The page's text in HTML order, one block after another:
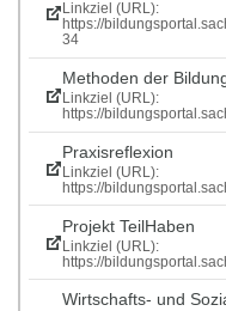
Linkziel (URL):
https://
34
Methoden der
Linkziel (URL):
https://
Praxisreflexion
Linkziel (URL):
https://
Projekt TeilHaben
Linkziel (URL):
https://
Wirtschafts- und